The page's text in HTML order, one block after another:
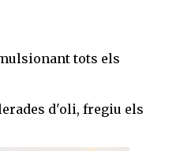
tots els
d'oli, fregiu els